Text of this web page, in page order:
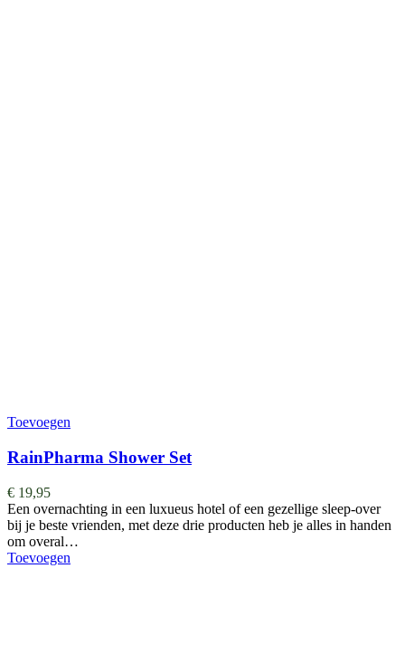
Toevoegen
RainPharma Shower Set
€ 19,95
Een overnachting in een luxueus hotel of een gezellige sleep-over
bij je beste vrienden, met deze drie producten heb je alles in handen
om overal…
Toevoegen